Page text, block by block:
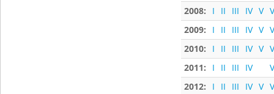
2008:
I II III IV V
2009:
I II III IV V
2010:
I II III IV V
2011:
I II III IV
2012:
I II III IV V